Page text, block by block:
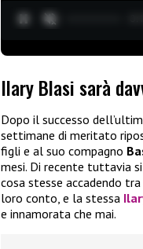
Ilary Blasi sarà
Dopo il successo
settimane di meritato
figli e al suo compagno
mesi. Di recente tuttavia
cosa stesse accadendo
loro conto, e la stessa
e innamorata che mai.